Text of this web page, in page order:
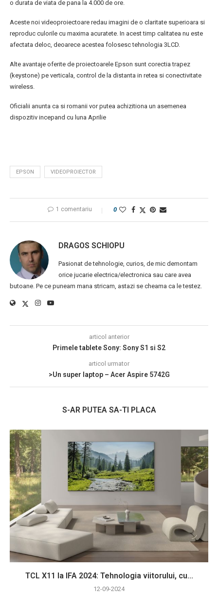
o durata de viata de pana la 4.000 de ore.
Aceste noi videoproiectoare redau imagini de o claritate superioara si
reproduc culorile cu maxima acuratete. In acest timp calitatea nu este
afectata deloc, deoarece acestea folosesc tehnologia 3LCD.
Alte avantaje oferite de proiectoarele Epson sunt corectia trapez
(keystone) pe verticala, control de la distanta in retea si conectivitate
wireless.
Oficialii anunta ca si romanii vor putea achizitiona un asemenea
dispozitiv incepand cu luna Aprilie
EPSON VIDEOPROIECTOR
1 comentariu 0
DRAGOS SCHIOPU
Pasionat de tehnologie, curios, de mic demontam
orice jucarie electrica/electronica sau care avea
butoane. Pe ce puneam mana stricam, astazi se cheama ca le testez.
articol anterior
Primele tablete Sony: Sony S1 si S2
articol urmator
>Un super laptop – Acer Aspire 5742G
S-AR PUTEA SA-TI PLACA
TCL X11 la IFA 2024: Tehnologia viitorului, cu...
12-09-2024